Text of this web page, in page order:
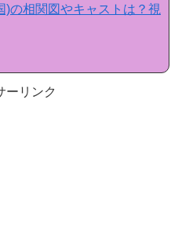
)の相関図やキャストは？視
ーリンク